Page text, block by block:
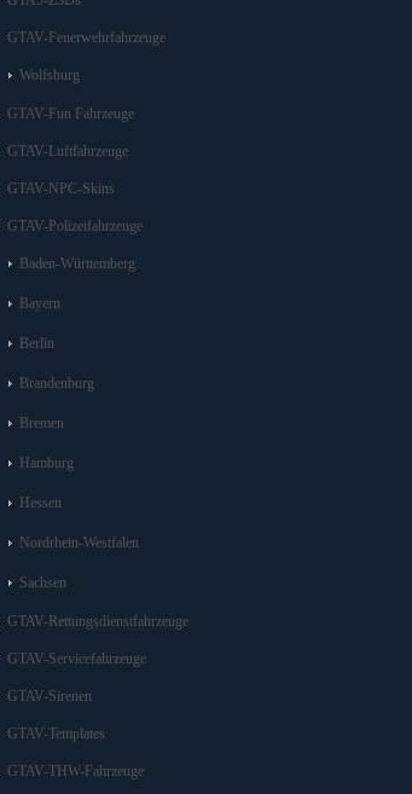
GTAV-Feuerwehrfahrzeuge
Wolfsburg
GTAV-Fun Fahrzeuge
GTAV-Luftfahrzeuge
GTAV-NPC-Skins
GTAV-Polizeifahrzeuge
Baden-Württemberg
Bayern
Berlin
Brandenburg
Bremen
Hamburg
Hessen
Nordrhein-Westfalen
Sachsen
GTAV-Rettungsdienstfahrzeuge
GTAV-Servicefahrzeuge
GTAV-Sirenen
GTAV-Templates
GTAV-THW-Fahrzeuge